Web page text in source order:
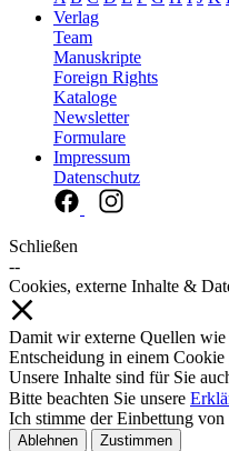
Verlag
Team
Manuskripte
Foreign Rights
Kataloge
Newsletter
Formulare
Impressum
Datenschutz
Schließen
--
Cookies, externe Inhalte &
Damit wir externe Quellen wie
Entscheidung in einem
Unsere Inhalte sind für Sie
Bitte beachten Sie unsere
Ich stimme der Einbettung
Ablehnen Zustimmen